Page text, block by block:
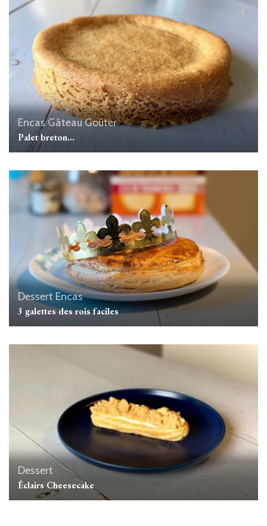
EncasGâteauGoûter
Palet breton…
Dessert Encas
3 galettes des rois faciles
Dessert
Éclairs Cheesecake